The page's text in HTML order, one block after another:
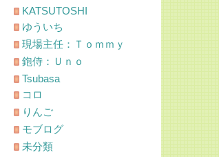
KATSUTOSHI
ゆういち
現場主任：Ｔｏｍｍｙ
鉋侍：Ｕｎｏ
Tsubasa
コロ
りんご
モブログ
未分類